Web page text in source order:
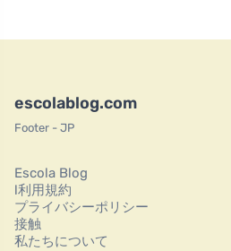
escolablog.com
Footer - JP
Escola Blog
l利用規約
プライバシーポリシー
接触
私たちについて